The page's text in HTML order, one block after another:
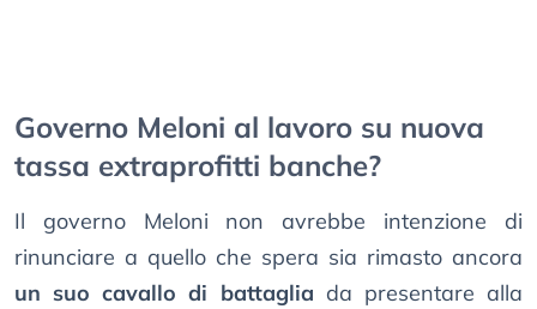
Governo Meloni al lavoro su nuova
tassa extraprofitti banche?
Il governo Meloni non avrebbe intenzione di
rinunciare a quello che spera sia rimasto ancora
un suo cavallo di battaglia da presentare alla